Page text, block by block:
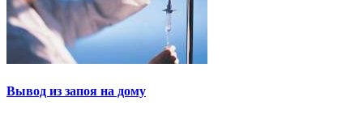
Вывод из запоя на дому